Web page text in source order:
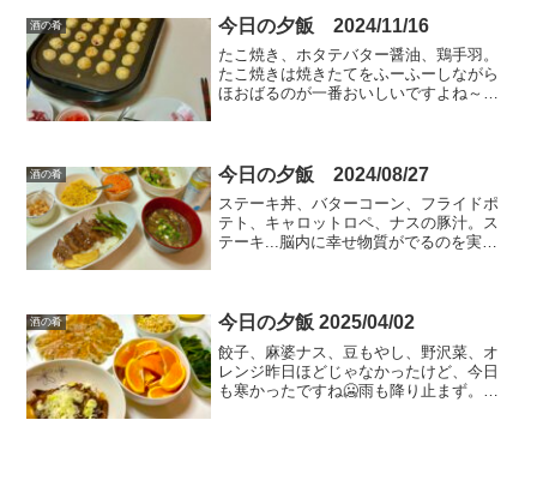
たいなレシピで、ココナッ...
酒の肴 今日の夕飯 2024/11/16
たこ焼き、ホタテバター醤油、鶏手羽。
たこ焼きは焼きたてをふーふーしながら
ほおばるのが一番おいしいですよね～。
酒の肴 今日の夕飯 2024/08/27
ステーキ丼、バターコーン、フライドポ
テト、キャロットロペ、ナスの豚汁。ス
テーキ...脳内に幸せ物質がでるのを実感
タンパク質は必要！
酒の肴 今日の夕飯 2025/04/02
餃子、麻婆ナス、豆もやし、野沢菜、オ
レンジ昨日ほどじゃなかったけど、今日
も寒かったですね🥶雨も降り止まず。そ